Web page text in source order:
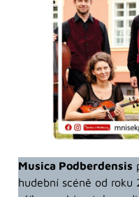
Musica Podberdensis
hudební scéně od roku